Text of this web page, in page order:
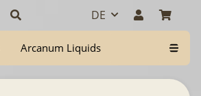
DE
Arcanum Liquids